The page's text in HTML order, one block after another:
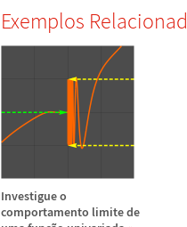
Exemplos
Investigue o
comportamento limite de